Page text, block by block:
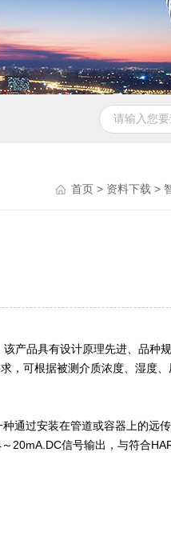
首页 > 资料下载 >
产品具有设计原理先进、品种
，可根据被测介质浓度、湿度
通过安装在管道或容器上的远
20mA.DC信号输出，与符合